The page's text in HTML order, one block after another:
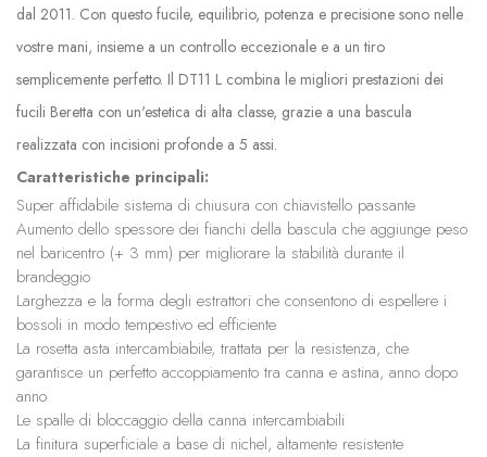
dal 2011. Con questo fucile, equilibrio, potenza e precisione sono nelle
vostre mani, insieme a un controllo eccezionale e a un tiro
semplicemente perfetto. Il DT11 L combina le migliori prestazioni dei
fucili Beretta con un'estetica di alta classe, grazie a una bascula
realizzata con incisioni profonde a 5 assi.
Caratteristiche principali:
Super affidabile sistema di chiusura con chiavistello passante
Aumento dello spessore dei fianchi della bascula che aggiunge peso
nel baricentro (+ 3 mm) per migliorare la stabilità durante il
brandeggio
Larghezza e la forma degli estrattori che consentono di espellere i
bossoli in modo tempestivo ed efficiente
La rosetta asta intercambiabile, trattata per la resistenza, che
garantisce un perfetto accoppiamento tra canna e astina, anno dopo
anno
Le spalle di bloccaggio della canna intercambiabili
La finitura superficiale a base di nichel, altamente resistente